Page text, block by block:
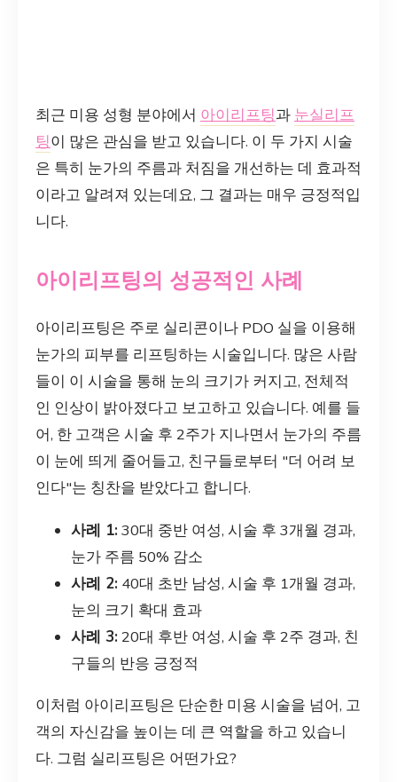
최근 미용 성형 분야에서 아이리프팅과 눈실리프
팅이 많은 관심을 받고 있습니다. 이 두 가지 시술
은 특히 눈가의 주름과 처짐을 개선하는 데 효과적
이라고 알려져 있는데요, 그 결과는 매우 긍정적입
니다.
아이리프팅의 성공적인 사례
아이리프팅은 주로 실리콘이나 PDO 실을 이용해
눈가의 피부를 리프팅하는 시술입니다. 많은 사람
들이 이 시술을 통해 눈의 크기가 커지고, 전체적
인 인상이 밝아졌다고 보고하고 있습니다. 예를 들
어, 한 고객은 시술 후 2주가 지나면서 눈가의 주름
이 눈에 띄게 줄어들고, 친구들로부터 "더 어려 보
인다"는 칭찬을 받았다고 합니다.
사례 1: 30대 중반 여성, 시술 후 3개월 경과,
눈가 주름 50% 감소
사례 2: 40대 초반 남성, 시술 후 1개월 경과,
눈의 크기 확대 효과
사례 3: 20대 후반 여성, 시술 후 2주 경과, 친
구들의 반응 긍정적
이처럼 아이리프팅은 단순한 미용 시술을 넘어, 고
객의 자신감을 높이는 데 큰 역할을 하고 있습니
다. 그럼 실리프팅은 어떤가요?